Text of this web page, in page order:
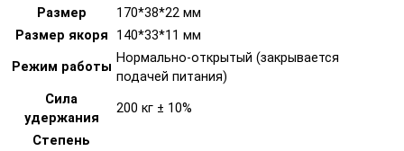
Размер
170*38*22 мм
Размер якоря
140*33*11 мм
Режим работы
Нормально-открытый (закрывается
подачей питания)
Сила
удержания
200 кг ± 10%
Степень